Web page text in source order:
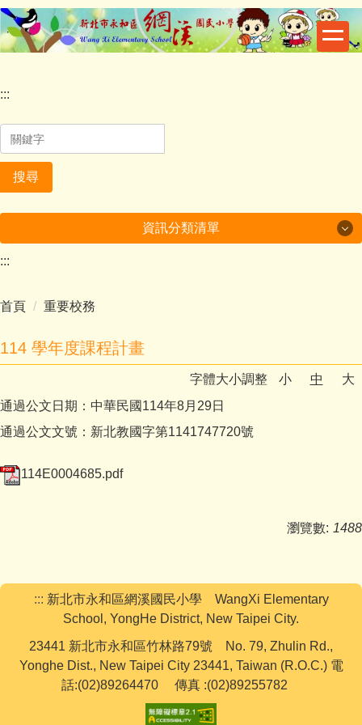
跳
到
主
內
區
:::
搜尋
資訊分類清單
校園資訊
榮譽事項
輔導處
學籍組
:::
首頁 重要校務
114 學年度課程計畫
字體大小調整 小 中
大
通過公文日期：中華民國114年8月29日
通過公文文號：新北教國字第1141747720號
114E0004685.pdf
瀏覽數: 1488
::: 新北市永和區網溪國民小學 WangXi Elementary
School, YongHe District, New Taipei City.
23441 新北市永和區竹林路79號 No. 79, Zhulin Rd.,
Yonghe Dist., New Taipei City 23441, Taiwan (R.O.C.) 電
話:(02)89264470 傳真 :(02)89255782